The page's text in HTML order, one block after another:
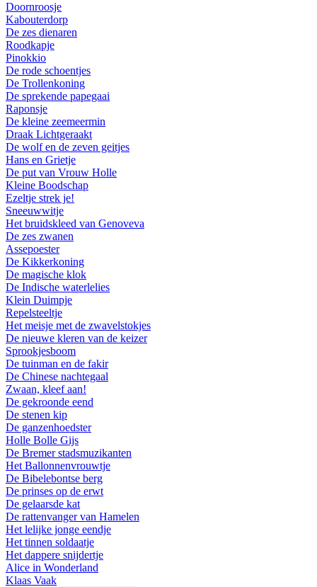
Doornroosje
Kabouterdorp
De zes dienaren
Roodkapje
Pinokkio
De rode schoentjes
De Trollenkoning
De sprekende papegaai
Raponsje
De kleine zeemeermin
Draak Lichtgeraakt
De wolf en de zeven geitjes
Hans en Grietje
De put van Vrouw Holle
Kleine Boodschap
Ezeltje strek je!
Sneeuwwitje
Het bruidskleed van Genoveva
De zes zwanen
Assepoester
De Kikkerkoning
De magische klok
De Indische waterlelies
Klein Duimpje
Repelsteeltje
Het meisje met de zwavelstokjes
De nieuwe kleren van de keizer
Sprookjesboom
De tuinman en de fakir
De Chinese nachtegaal
Zwaan, kleef aan!
De gekroonde eend
De stenen kip
De ganzenhoedster
Holle Bolle Gijs
De Bremer stadsmuzikanten
Het Ballonnenvrouwtje
De Bibelebontse berg
De prinses op de erwt
De gelaarsde kat
De rattenvanger van Hamelen
Het lelijke jonge eendje
Het tinnen soldaatje
Het dappere snijdertje
Alice in Wonderland
Klaas Vaak